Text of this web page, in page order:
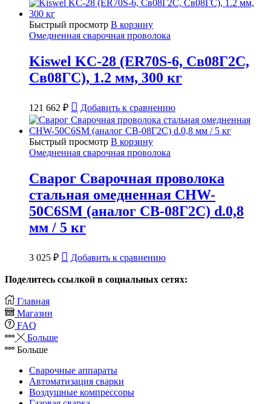
Быстрый просмотр В корзину
Омедненная сварочная проволока
Kiswel KC-28 (ER70S-6, Св08Г2С,
Св08ГС), 1.2 мм, 300 кг
121 662 ₽ Добавить к сравнению
Быстрый просмотр В корзину
Омедненная сварочная проволока
Сварог Сварочная проволока
стальная омедненная CHW-
50C6SM (аналог СВ-08Г2С) d.0,8
мм / 5 кг
3 025 ₽ Добавить к сравнению
Поделитесь ссылкой в социальных сетях:
Главная
Магазин
FAQ
Больше
Больше
Сварочные аппараты
Автоматизация сварки
Воздушные компрессоры